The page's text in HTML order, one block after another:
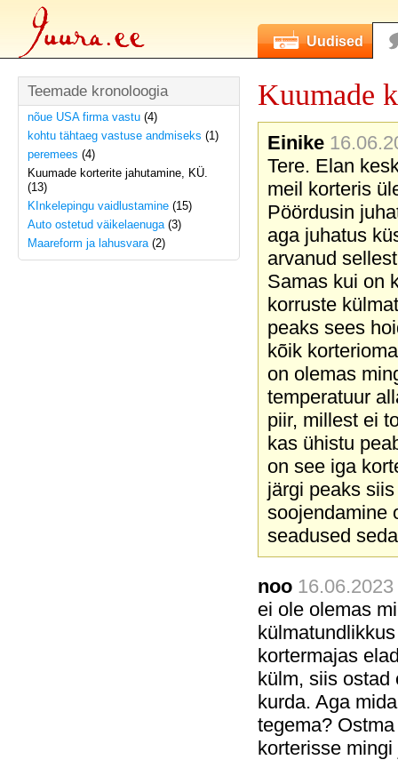
Uudised
Teemade kronoloogia
nõue USA firma vastu (4)
kohtu tähtaeg vastuse andmiseks (1)
peremees (4)
Kuumade korterite jahutamine, KÜ.
(13)
KInkelepingu vaidlustamine (15)
Auto ostetud väikelaenuga(3)
Maareform ja lahusvara(2)
Kuumade
Einike
Tere. Elan
meil korteris
Pöördusin
aga juhatus
arvanud
Samas kui on
korruste
peaks sees
kõik
on olemas
temperatuur
piir, millest ei
kas ühistu
on see iga
järgi peaks
soojendamine
seadused
noo
ei ole olemas
kortermajas
külm, siis ostad
kurda. Aga
tegema?
korterisse